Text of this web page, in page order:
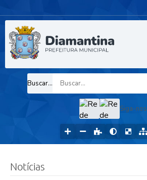
Buscar...
Siga-nos
Notícias